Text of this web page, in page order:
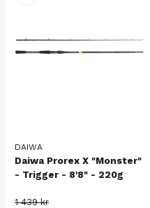
DAIWA
Daiwa Prorex X "Monster"
- Trigger - 8'8" - 220g
1 439 kr